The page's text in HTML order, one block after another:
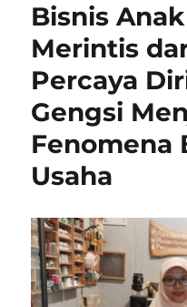
Bisnis
Merintis
Percaya
Gengsi
Fenomena
Usaha